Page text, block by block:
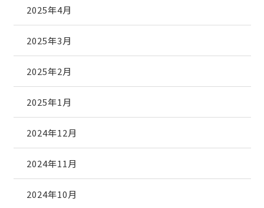
2025年4月
2025年3月
2025年2月
2025年1月
2024年12月
2024年11月
2024年10月